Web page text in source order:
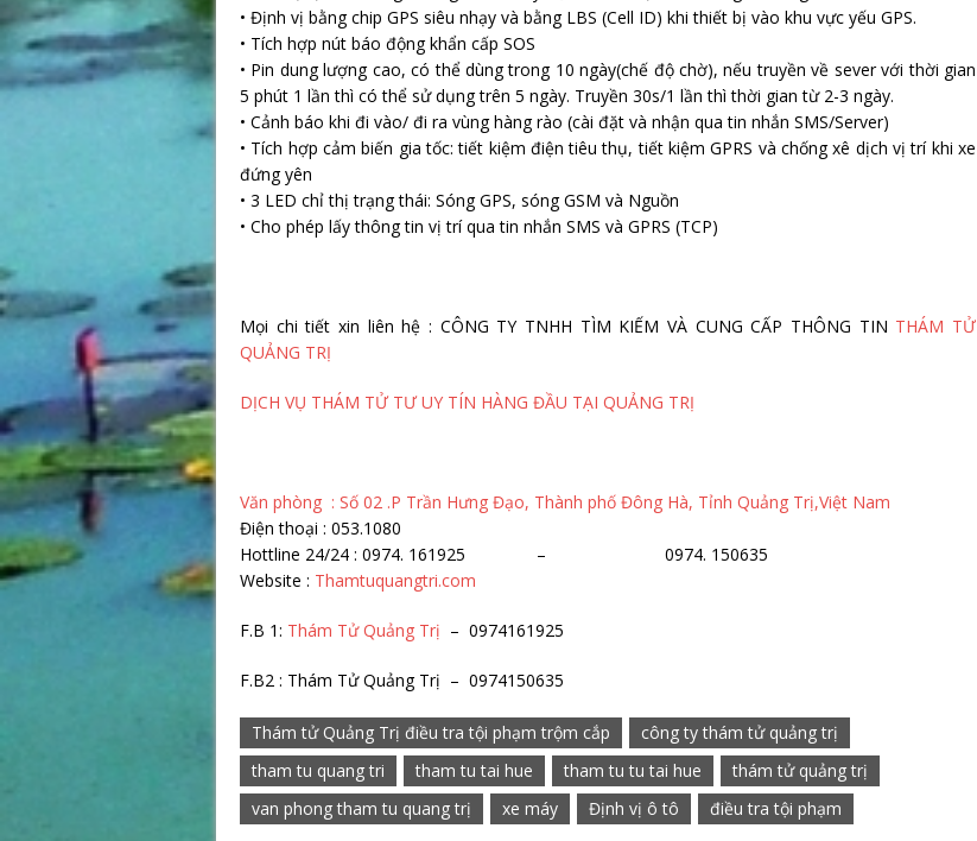
• Định vị bằng chip GPS siêu nhạy và bằng LBS (Cell ID) khi thiết bị vào khu vực yếu GPS.
• Tích hợp nút báo động khẩn cấp SOS
• Pin dung lượng cao, có thể dùng trong 10 ngày(chế độ chờ), nếu truyền về sever với thời gian
5 phút 1 lần thì có thể sử dụng trên 5 ngày. Truyền 30s/1 lần thì thời gian từ 2-3 ngày.
• Cảnh báo khi đi vào/ đi ra vùng hàng rào (cài đặt và nhận qua tin nhắn SMS/Server)
• Tích hợp cảm biến gia tốc: tiết kiệm điện tiêu thụ, tiết kiệm GPRS và chống xê dịch vị trí khi xe
đứng yên
• 3 LED chỉ thị trạng thái: Sóng GPS, sóng GSM và Nguồn
• Cho phép lấy thông tin vị trí qua tin nhắn SMS và GPRS (TCP)
Mọi chi tiết xin liên hệ : CÔNG TY TNHH TÌM KIẾM VÀ CUNG CẤP THÔNG TIN THÁM TỬ
QUẢNG TRỊ
DỊCH VỤ THÁM TỬ TƯ UY TÍN HÀNG ĐẦU TẠI QUẢNG TRỊ
Văn phòng : Số 02 .P Trần Hưng Đạo, Thành phố Đông Hà, Tỉnh Quảng Trị,Việt Nam
Điện thoại : 053.1080
Hottline 24/24 : 0974. 161925 – 0974. 150635
Website : Thamtuquangtri.com
F.B 1: Thám Tử Quảng Trị – 0974161925
F.B2 : Thám Tử Quảng Trị – 0974150635
Thám tử Quảng Trị điều tra tội phạm trộm cắp
công ty thám tử quảng trị
tham tu quang tri
tham tu tai hue tham tu tu tai hue
thám tử quảng trị
van phong tham tu quang trị
xe máy Định vị ô tô điều tra tội phạm